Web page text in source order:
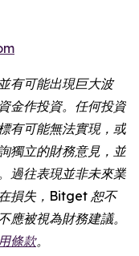
有可能出現巨大波
金作投資。任何投資
有可能無法實現，或
獨立的財務意見，並
過往表現並非未來業
損失，Bitget 恕不
被視為財務建議。
條款。